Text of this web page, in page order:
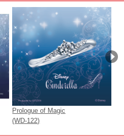
Prologue of Magic
(WD-122)